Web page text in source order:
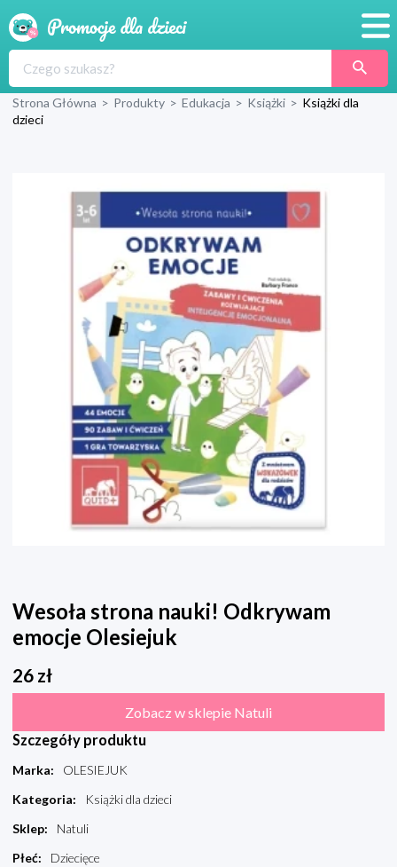
Produkty
Blog
Wyprawka
Strona Główna > Produkty > Edukacja > Książki > Książki dla
dzieci
Wesoła strona nauki! Odkrywam
emocje Olesiejuk
26 zł
Zobacz w sklepie Natuli
Szczegóły produktu
Marka:
OLESIEJUK
Kategoria:
Książki dla dzieci
Sklep:
Natuli
Płeć: Dziecięce